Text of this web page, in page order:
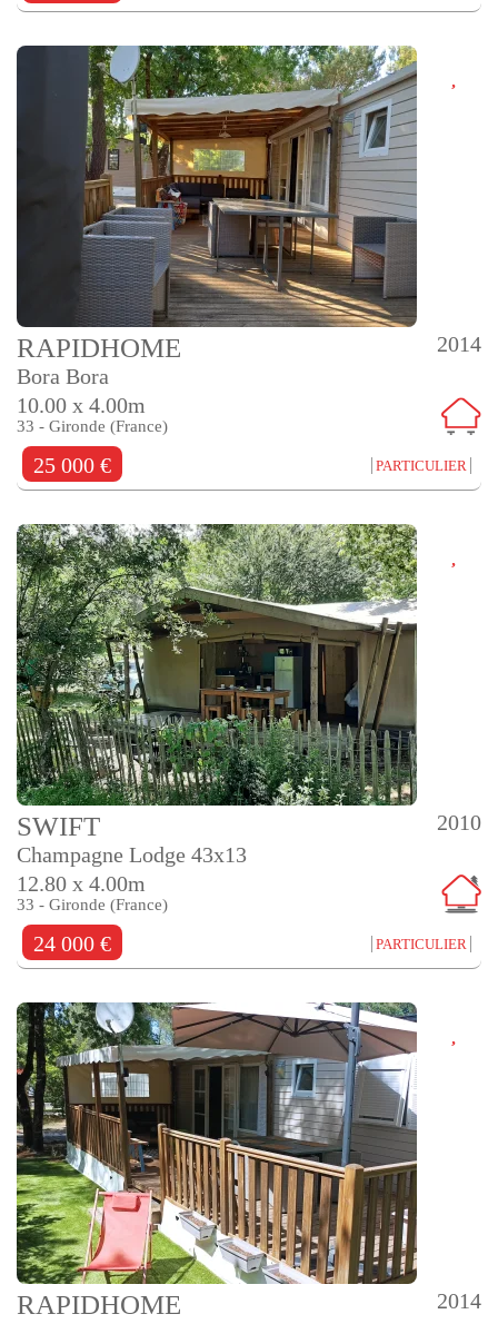
2014
RAPIDHOME
Bora Bora
10.00 x 4.00m
33 - Gironde (France)
25 000 € PARTICULIER
2010
SWIFT
Champagne Lodge 43x13
12.80 x 4.00m
33 - Gironde (France)
24 000 € PARTICULIER
2014
RAPIDHOME